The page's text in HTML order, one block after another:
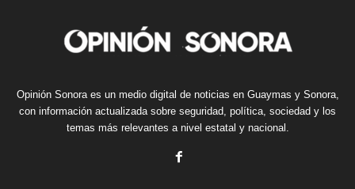
Opinión Sonora es un medio digital de noticias en Guaymas y Sonora,
con información actualizada sobre seguridad, política, sociedad y los
temas más relevantes a nivel estatal y nacional.